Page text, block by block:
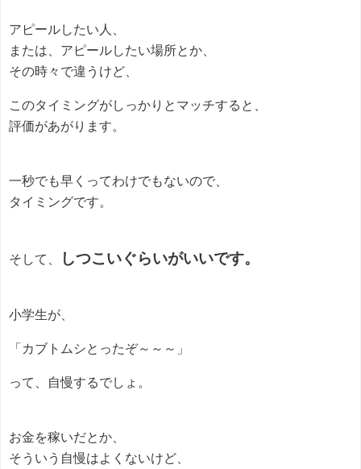
アピールしたい人、
または、アピールしたい場所とか、
その時々で違うけど、
このタイミングがしっかりとマッチすると、
評価があがります。
一秒でも早くってわけでもないので、
タイミングです。
そして、 しつこいぐらいがいいです。
小学生が、
「カブトムシとったぞ～～～」
って、自慢するでしょ。
お金を稼いだとか、
そういう自慢はよくないけど、